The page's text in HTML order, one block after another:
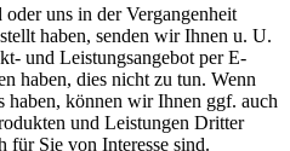
uns in der Vergangenheit
haben, senden wir Ihnen u. U.
und Leistungsangebot per E-
haben, dies nicht zu tun. Wenn
können wir Ihnen ggf. auch
und Leistungen Dritter
für Sie von Interesse sind.